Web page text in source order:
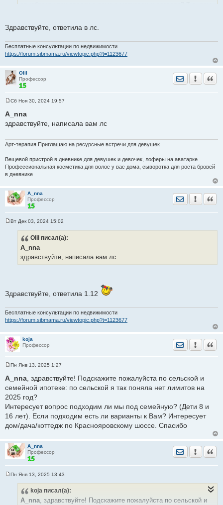
родителями. Недвижимость с какой площадью можно будет
приобрести с детьми, которую одобрят в опеке? И если есть
желание взять квартиру в другом городе, то что можно будет
купить?
Здравствуйте, ответила в лс.
Бесплатные консультации по недвижимости
https://forum.sibmama.ru/viewtopic.php?t=1123677
Olil
Профессор
Отправить
о
б
щ
н
и
Сб Ноя 30, 2024 19:57
A_nna
здравствуйте, написала вам лс
Арт-терапия.Приглашаю на ресурсные встречи для девушек
Вещевой пристрой в дневнике для девушек и девочек, лоферы на аватарке
Профессиональная косметика для волос у вас дома, сыворотка для роста бровей
в дневнике
A_nna
Профессор
Отправить
Вт Дек 03, 2024 15:02
Olil писал(а):
A_nna
здравствуйте, написала вам лс
Здравствуйте, ответила 1.12
Бесплатные консультации по недвижимости
https://forum.sibmama.ru/viewtopic.php?t=1123677
koja
Профессор
Отправить
о
б
щ
е
н
е
Пн Янв 13, 2025 1:27
A_nna, здравствуйте! Подскажите пожалуйста по сельской и
семейной ипотеке: по сельской я так поняла нет лимитов на
2025 год?
Интересует вопрос подходим ли мы под семейную? (Дети 8 и
16 лет). Если подходим есть ли варианты к Вам? Интересует
дом/дача/коттедж по Краснояровскому шоссе. Спасибо
A_nna
Профессор
Отправить
Пн Янв 13, 2025 13:43
koja писал(а):
A_nna, здравствуйте! Подскажите пожалуйста по сельской и